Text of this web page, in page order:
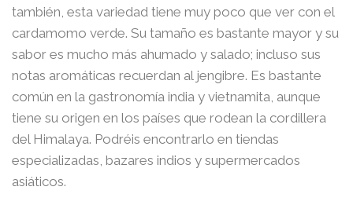
también, esta variedad tiene muy poco que ver con el
cardamomo verde. Su tamaño es bastante mayor y su
sabor es mucho más ahumado y salado; incluso sus
notas aromáticas recuerdan al jengibre. Es bastante
común en la gastronomía india y vietnamita, aunque
tiene su origen en los países que rodean la cordillera
del Himalaya. Podréis encontrarlo en tiendas
especializadas, bazares indios y supermercados
asiáticos.